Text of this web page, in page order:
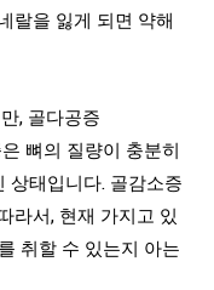
랄을 잃게 되면 약해
, 골다공증
뼈의 질량이 충분히
상태입니다. 골감소증
라서, 현재 가지고 있
취할 수 있는지 아는